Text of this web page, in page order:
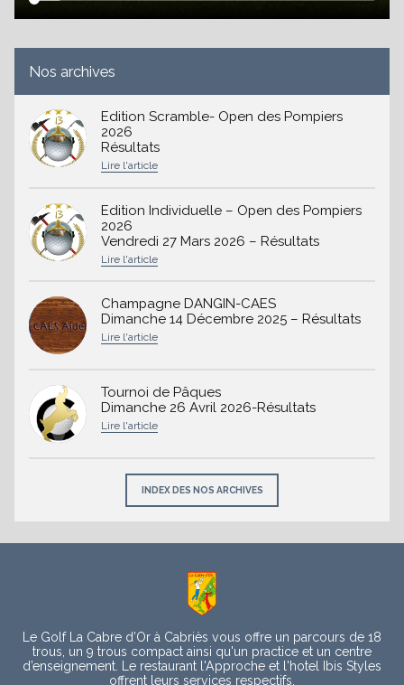
Nos archives
Edition Scramble- Open des Pompiers
2026
Résultats
Edition Individuelle – Open des Pompiers
2026
Vendredi 27 Mars 2026 – Résultats
Champagne DANGIN-CAES
Dimanche 14 Décembre 2025 – Résultats
Tournoi de Pâques
Dimanche 26 Avril 2026-Résultats
INDEX DES NOS ARCHIVES
Le Golf La Cabre d’Or à Cabriès vous offre un parcours de 18
trous, un 9 trous compact ainsi qu'un practice et un centre
d’enseignement. Le restaurant l'Approche et l'hotel Ibis Styles
offrent leurs services respectifs.